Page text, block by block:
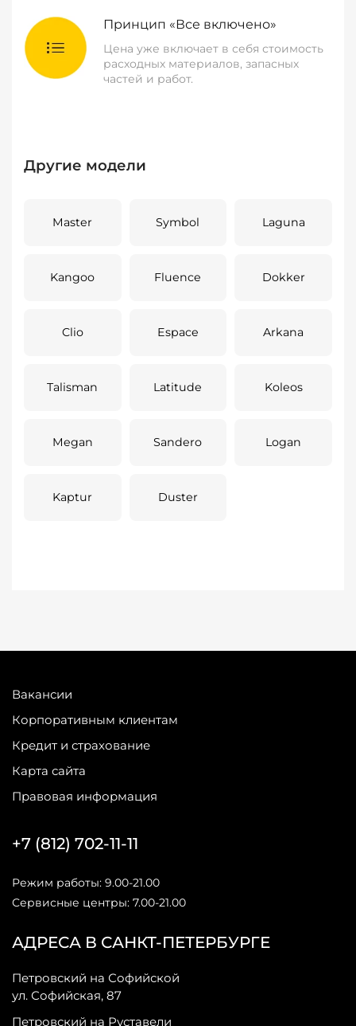
Принцип «Все включено»
Цена уже включает в себя стоимость
расходных материалов, запасных
частей и работ.
Другие модели
Master Symbol Laguna
Kangoo Fluence Dokker
Clio Espace Arkana
Talisman Latitude Koleos
Megan Sandero Logan
Kaptur Duster
Вакансии
Корпоративным клиентам
Кредит и страхование
Карта сайта
Правовая информация
АДРЕСА В САНКТ-ПЕТЕРБУРГЕ
Петровский на Софийской
ул. Софийская, 87
Петровский на Руставели
+7 (812) 702-11-11
Режим работы: 9.00-21.00
Сервисные центры: 7.00-21.00